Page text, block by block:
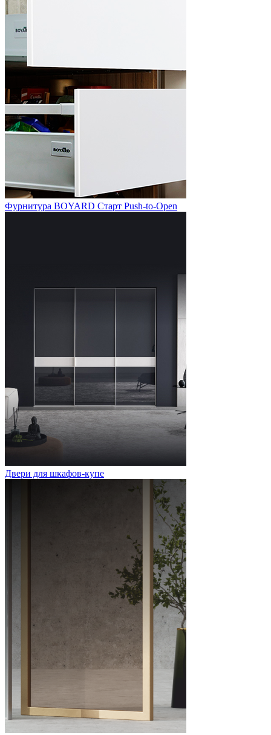
Фурнитура BOYARD Старт Push-to-Open
Двери для шкафов-купе